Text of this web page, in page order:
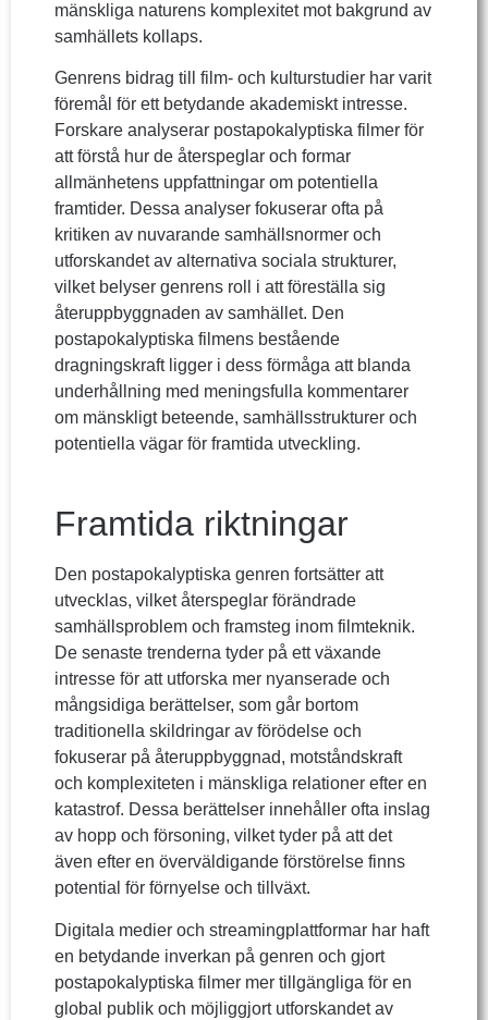
mänskliga naturens komplexitet mot bakgrund av
samhällets kollaps.
Genrens bidrag till film- och kulturstudier har varit
föremål för ett betydande akademiskt intresse.
Forskare analyserar postapokalyptiska filmer för
att förstå hur de återspeglar och formar
allmänhetens uppfattningar om potentiella
framtider. Dessa analyser fokuserar ofta på
kritiken av nuvarande samhällsnormer och
utforskandet av alternativa sociala strukturer,
vilket belyser genrens roll i att föreställa sig
återuppbyggnaden av samhället. Den
postapokalyptiska filmens bestående
dragningskraft ligger i dess förmåga att blanda
underhållning med meningsfulla kommentarer
om mänskligt beteende, samhällsstrukturer och
potentiella vägar för framtida utveckling.
Framtida riktningar
Den postapokalyptiska genren fortsätter att
utvecklas, vilket återspeglar förändrade
samhällsproblem och framsteg inom filmteknik.
De senaste trenderna tyder på ett växande
intresse för att utforska mer nyanserade och
mångsidiga berättelser, som går bortom
traditionella skildringar av förödelse och
fokuserar på återuppbyggnad, motståndskraft
och komplexiteten i mänskliga relationer efter en
katastrof. Dessa berättelser innehåller ofta inslag
av hopp och försoning, vilket tyder på att det
även efter en överväldigande förstörelse finns
potential för förnyelse och tillväxt.
Digitala medier och streamingplattformar har haft
en betydande inverkan på genren och gjort
postapokalyptiska filmer mer tillgängliga för en
global publik och möjliggjort utforskandet av